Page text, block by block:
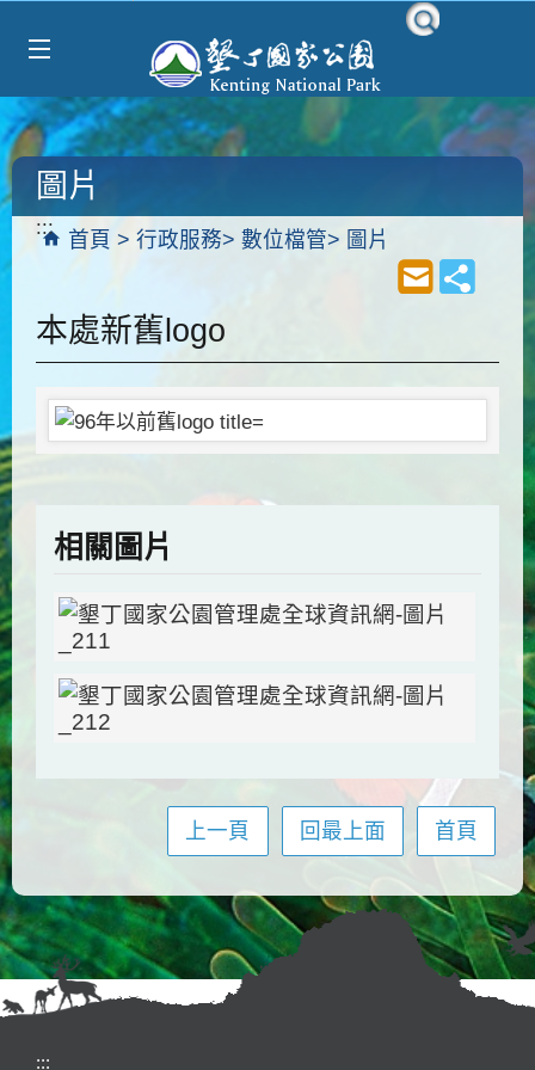
:::
首頁 行政服務 數位檔管 圖片
圖片
本處新舊logo
相關圖片
上一頁 回最上面 首頁
:::